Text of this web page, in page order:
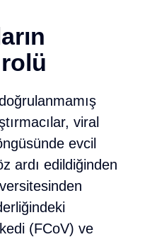
viral
evcil
ardı edildiğinden
(FCoV) ve